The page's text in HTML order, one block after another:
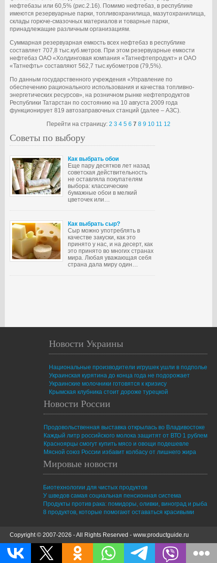
нефтебазы или 60,5% (рис.2.16). Помимо нефтебаз, в республике
имеются резервуарные парки, топливохранилища, мазутохранилища,
склады горюче-смазочных материалов и товарные парки,
принадлежащие различным организациям.
Суммарная резервуарная емкость всех нефтебаз в республике
составляет 707,8 тыс.куб.метров. При этом резервуарные емкости
нефтебаз ОАО «Холдинговая компания «Татнефтепродукт» и ОАО
«Татнефть» составляют 562,7 тыс.кубометров (79,5%).
По данным государственного учреждения «Управление по
обеспечению рационального использования и качества топливно-
энергетических ресурсов», на розничном рынке нефтепродуктов
Республики Татарстан по состоянию на 10 августа 2009 года
функционирует 819 автозаправочных станций (далее – АЗС).
Перейти на страницу: 2 3 4 5 6 7 8 9 10 11 12
Советы по выбору
Как выбрать обои
Еще пару десятков лет назад
советская действительность
не оставляла покупателям
выбора: классические
бумажные обои в мелкий
цветочек или…
Как выбрать сыр?
Сыр можно употреблять в
качестве закуски, как это
принято у нас, и на десерт, как
это принято во многих странах
мира. Любая уважающая себя
страна дала миру один…
Новости Украины
Национальные производители игрушек ушли в подполье
Украинская курятина до конца года не подорожает
Украинские молочники готовятся к кризису
Крымская клубника стоит дороже турецкой
Новости России
Продовольственная выставка открылась во Владивостоке
Каждый литр российского молока защитят от ВТО 1 рублем
Красноярцы смогут купить мясо и овощи подешевле
Мясной союз России избавит колбасу от лишнего жира
Мировые новости
Биотехнологии для чистых продуктов
У шведов самая социальная пенсионная система
Продукты против рака: помидоры, оливки, виноград и рыба
8 продуктов, которые помогают оставаться красивыми
Copyright © 2007-2026 - All Rights Reserved - www.productguide.ru